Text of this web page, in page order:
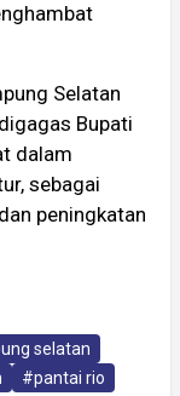
Selatan
Bupati
dalam
sebagai
peningkatan
selatan
#pantai rio